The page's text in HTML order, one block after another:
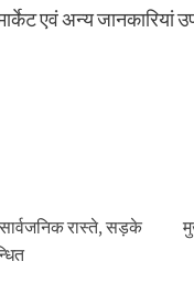
एवं अन्य जानकारियां
रास्ते, सड़के